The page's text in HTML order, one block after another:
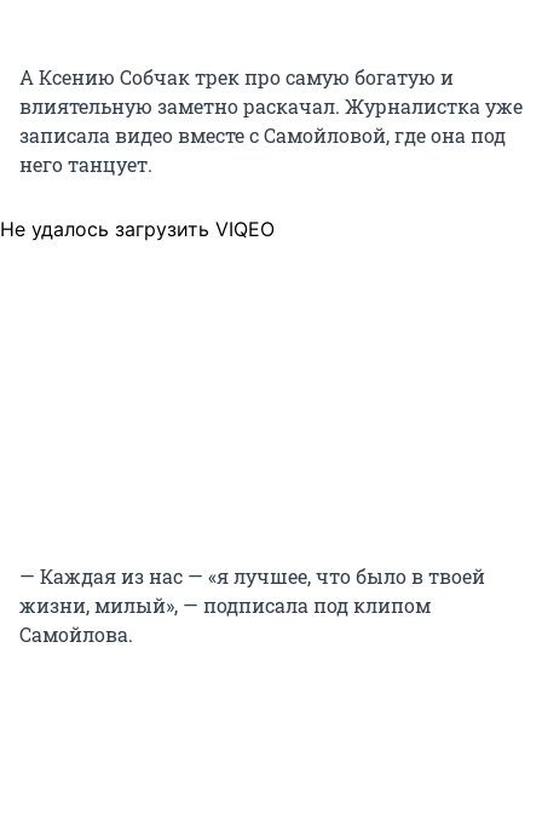
А Ксению Собчак трек про самую богатую и
влиятельную заметно раскачал. Журналистка уже
записала видео вместе с Самойловой, где она под
него танцует.
Не удалось загрузить VIQEO
— Каждая из нас — «я лучшее, что было в твоей
жизни, милый», — подписала под клипом
Самойлова.